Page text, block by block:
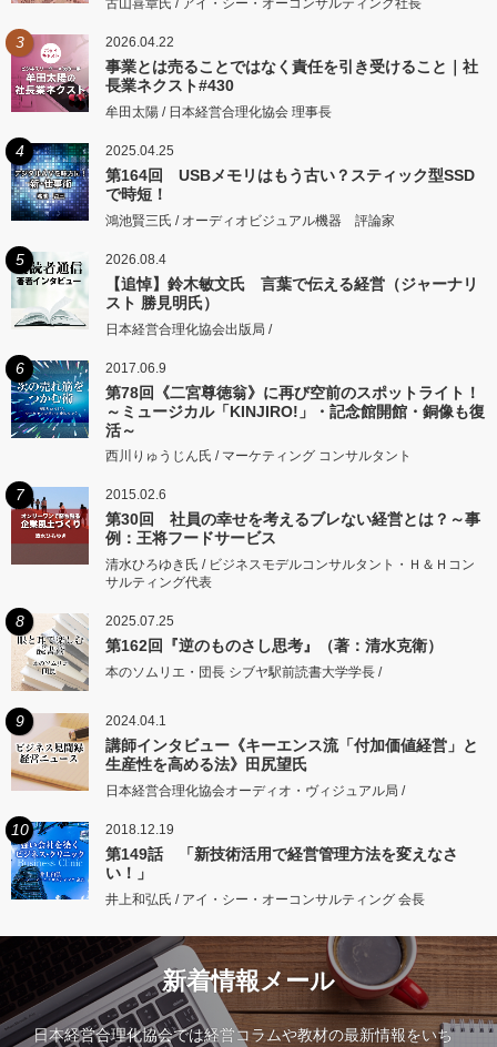
古山喜章氏 / アイ・シー・オーコンサルティング社長
3 2026.04.22
事業とは売ることではなく責任を引き受けること｜社
長業ネクスト#430
牟田太陽 / 日本経営合理化協会 理事長
4 2025.04.25
第164回 USBメモリはもう古い？スティック型SSD
で時短！
鴻池賢三氏 / オーディオビジュアル機器 評論家
5 2026.08.4
【追悼】鈴木敏文氏 言葉で伝える経営（ジャーナリ
スト 勝見明氏）
日本経営合理化協会出版局 /
6 2017.06.9
第78回《二宮尊徳翁》に再び空前のスポットライト！
～ミュージカル「KINJIRO!」・記念館開館・銅像も復
活～
西川りゅうじん氏 / マーケティング コンサルタント
7 2015.02.6
第30回 社員の幸せを考えるブレない経営とは？～事
例：王将フードサービス
清水ひろゆき氏 / ビジネスモデルコンサルタント・Ｈ＆Ｈコン
サルティング代表
8 2025.07.25
第162回『逆のものさし思考』（著：清水克衛）
本のソムリエ・団長 シブヤ駅前読書大学学長 /
9 2024.04.1
講師インタビュー《キーエンス流「付加価値経営」と
生産性を高める法》田尻望氏
日本経営合理化協会オーディオ・ヴィジュアル局 /
10 2018.12.19
第149話 「新技術活用で経営管理方法を変えなさ
い！」
井上和弘氏 / アイ・シー・オーコンサルティング 会長
新着情報メール
日本経営合理化協会では経営コラムや教材の最新情報をいち